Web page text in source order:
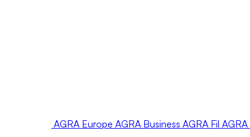
AGRA Europe AGRA Business AGRA Fil AGRA